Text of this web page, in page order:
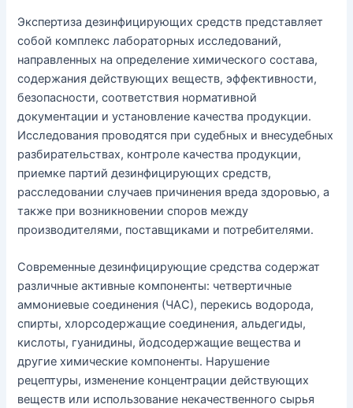
Экспертиза дезинфицирующих средств представляет
собой комплекс лабораторных исследований,
направленных на определение химического состава,
содержания действующих веществ, эффективности,
безопасности, соответствия нормативной
документации и установление качества продукции.
Исследования проводятся при судебных и внесудебных
разбирательствах, контроле качества продукции,
приемке партий дезинфицирующих средств,
расследовании случаев причинения вреда здоровью, а
также при возникновении споров между
производителями, поставщиками и потребителями.
Современные дезинфицирующие средства содержат
различные активные компоненты: четвертичные
аммониевые соединения (ЧАС), перекись водорода,
спирты, хлорсодержащие соединения, альдегиды,
кислоты, гуанидины, йодсодержащие вещества и
другие химические компоненты. Нарушение
рецептуры, изменение концентрации действующих
веществ или использование некачественного сырья